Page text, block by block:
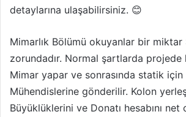
detaylarına ulaşabilirsiniz. 😊
Mimarlık Bölümü okuyanlar bir
zorundadır. Normal şartlarda
Mimar yapar ve sonrasında statik için
Mühendislerine gönderilir. Kolon
Büyüklüklerini ve Donatı hesabını net